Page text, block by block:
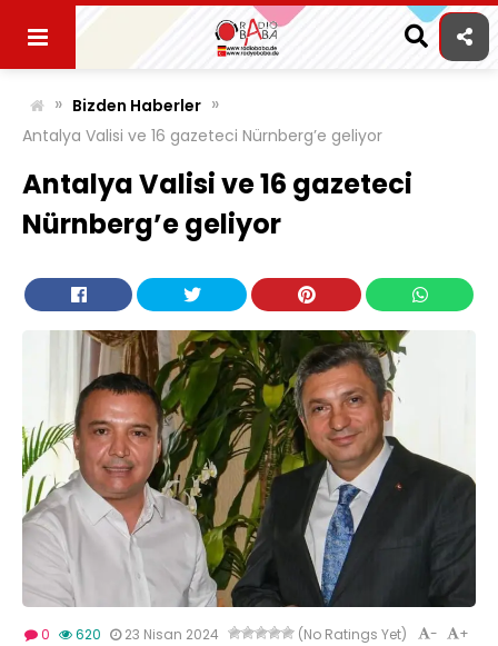
content
» Bizden Haberler »
Antalya Valisi ve 16 gazeteci Nürnberg’e geliyor
Antalya Valisi ve 16 gazeteci
Nürnberg’e geliyor
0 620 23 Nisan 2024 (No Ratings Yet) +
-